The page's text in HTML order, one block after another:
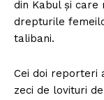
din Kabul şi
drepturile
talibani.
Cei doi reporteri
zeci de lovituri